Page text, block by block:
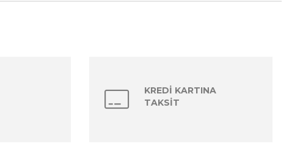
KREDİ KARTINA
TAKSİT